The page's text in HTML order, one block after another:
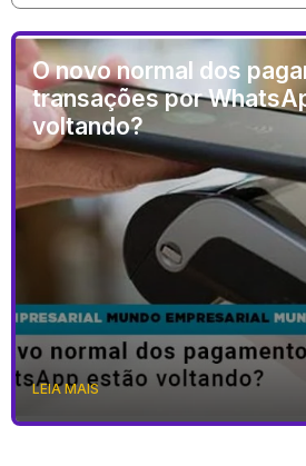
O novo normal dos
transações por
voltando?
LEIA MAIS